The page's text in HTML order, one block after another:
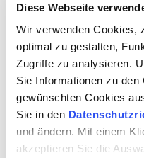
Diese Webseite
Wir verwenden Cookies,
optimal zu gestalten,
Zugriffe zu analysieren.
Sie Informationen zu
gewünschten Cookies
Sie in den
und ändern. Mit einem
akzeptieren Sie die